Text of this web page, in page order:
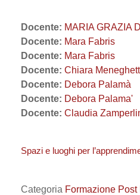
Docente: MARIA GRAZIA
Docente: Mara Fabris
Docente: Mara Fabris
Docente: Chiara
Docente: Debora Palamà
Docente: Debora Palama'
Docente: Claudia
Spazi e luoghi per
Categoria Formazione